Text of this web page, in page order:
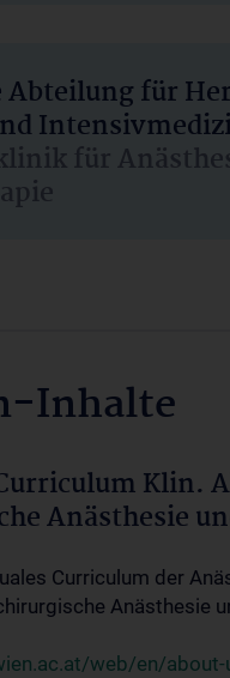
Abteilung für
für
Inhalte
Klin.
Anästhesie
Curriculum der
Anästhesie
web/en/